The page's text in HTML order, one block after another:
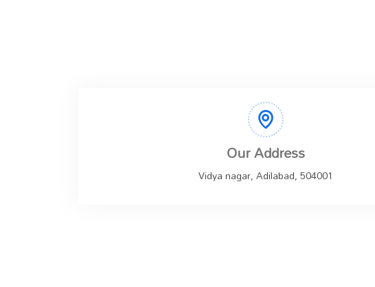
Our Address
Vidya nagar, Adilabad, 504001